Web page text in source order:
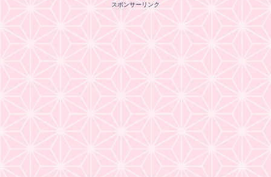
スポンサーリンク